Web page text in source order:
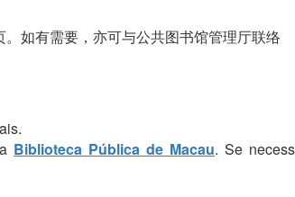
如有需要，亦可与公共图书馆管理厅联络
Biblioteca Pública de Macau. Se